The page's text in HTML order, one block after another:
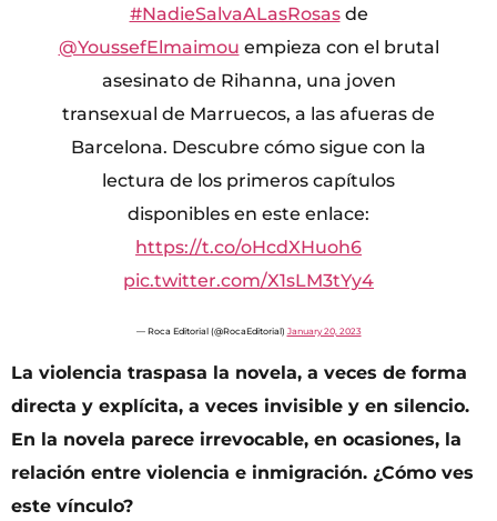
#NadieSalvaALasRosasde
@YoussefElmaimou empieza con el brutal
asesinato de Rihanna, una joven
transexual de Marruecos, a las afueras de
Barcelona. Descubre cómo sigue con la
lectura de los primeros capítulos
disponibles en este enlace:
https://t.co/oHcdXHuoh6
pic.twitter.com/X1sLM3tYy4
— Roca Editorial (@RocaEditorial) January 20, 2023
La violencia traspasa la novela, a veces de forma
directa y explícita, a veces invisible y en silencio.
En la novela parece irrevocable, en ocasiones, la
relación entre violencia e inmigración. ¿Cómo ves
este vínculo?